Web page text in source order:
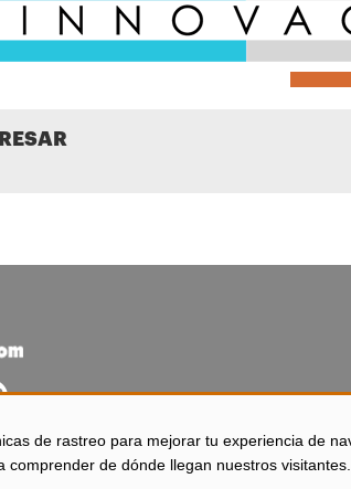
de rastreo para mejorar tu experiencia de
comprender de dónde llegan nuestros visitantes.
Puerto de Santa María (Cádiz - España)